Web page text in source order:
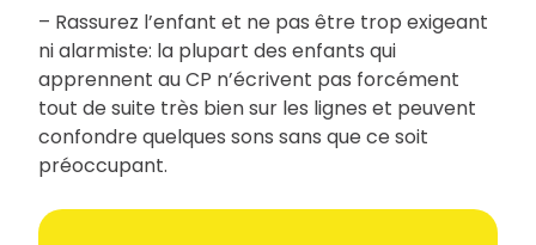
– Rassurez l’enfant et ne pas être trop exigeant
ni alarmiste: la plupart des enfants qui
apprennent au CP n’écrivent pas forcément
tout de suite très bien sur les lignes et peuvent
confondre quelques sons sans que ce soit
préoccupant.